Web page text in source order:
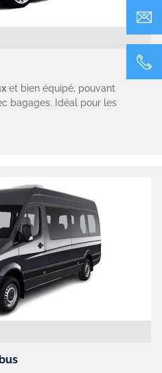
et bien équipé, pouvant
bagages. Idéal pour les